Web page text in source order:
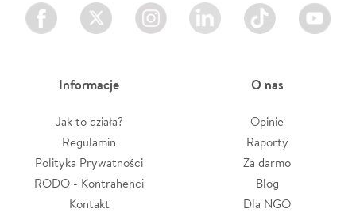
Facebook Twitter Instagram LinkedIn TikTok Youtube
Informacje
Jak to działa?
Regulamin
Polityka Prywatności
RODO - Kontrahenci
Kontakt
O nas
Opinie
Raporty
Za darmo
Blog
Dla NGO